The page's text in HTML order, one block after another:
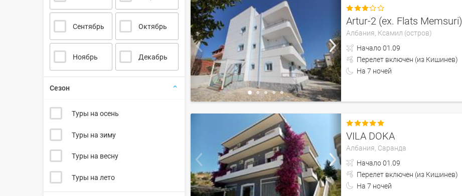
Сентябрь Октябрь
Ноябрь Декабрь
Сезон
Туры на осень
Туры на зиму
Туры на весну
Туры на лето

Artur-2 (ex. Flats Memsuri)
Албания, Ксамил (остров)
Начало01.09
Перелет включен (из Кишинев)
На7 ночей

VILA DOKA
Албания, Саранда
Начало01.09
Перелет включен (из Кишинев)
На7 ночей